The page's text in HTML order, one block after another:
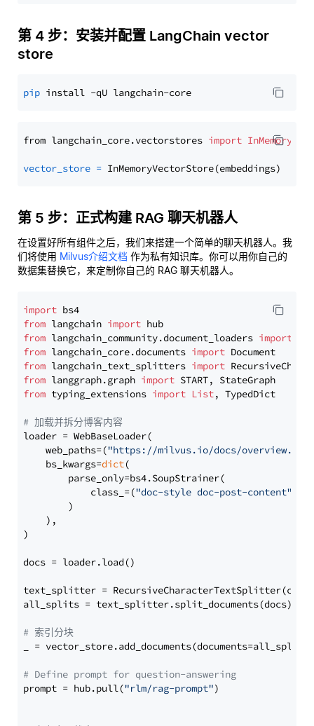
第 4 步：安装并配置 LangChain vector
store
pip
from langchain_core.vectorstores import
vector_store =
第 5 步：正式构建 RAG 聊天机器人
在设置好所有组件之后，我们来搭建一个简单的聊天机器人。我
们将使用 Milvus介绍文档 作为私有知识库。你可以用你自己的
数据集替换它，来定制你自己的 RAG 聊天机器人。
import
from langchain import
from langchain_community.document_loaders import
from langchain_core.documents import
from langchain_text_splitters import
from langgraph.graph import
from typing_extensions import List, TypedDict
# 加载并拆分博客内容
loader = WebBaseLoader(
    web_paths=(
"https://milvus.io/docs/overview.md"
    bs_kwargs=
dict(
        parse_only=bs4.SoupStrainer(
            class_=(
"doc-style doc-post-content"
        )
    ),
)
docs = loader.load()
text_splitter =
all_splits = text_splitter.split_documents(docs)
# 索引分块
_ = vector_store.add_documents(documents=all_splits)
# Define prompt for question-answering
prompt = hub.pull("rlm/rag-prompt")